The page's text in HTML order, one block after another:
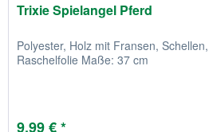
Trixie Spielangel Pferd
Polyester, Holz mit Fransen,
Raschelfolie Maße: 37 cm
9,99 € *